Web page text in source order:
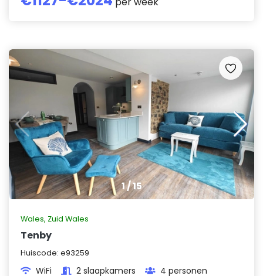
1/15
Wales, Zuid Wales
Tenby
Huiscode: e93259
WiFi 2 slaapkamers 4 personen